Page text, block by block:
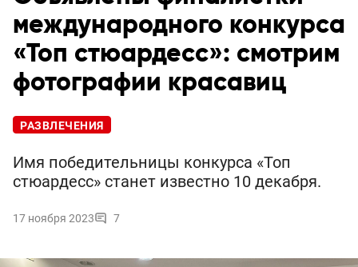
международного конкурса
«Топ стюардесс»: смотрим
фотографии красавиц
РАЗВЛЕЧЕНИЯ
Имя победительницы конкурса «Топ
стюардесс» станет известно 10 декабря.
17 ноября 2023 7